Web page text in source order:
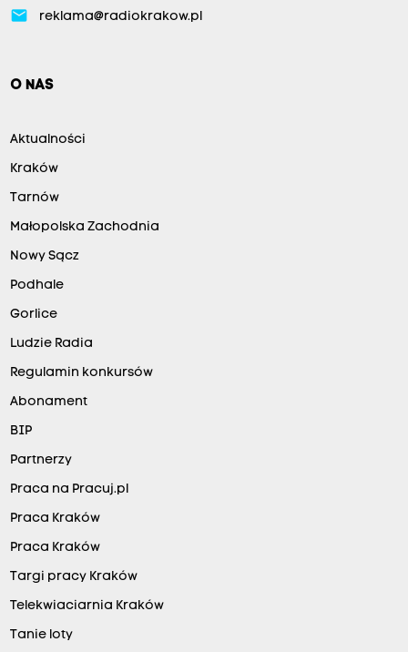
email reklama@radiokrakow.pl
O NAS
Aktualności
Kraków
Tarnów
Małopolska Zachodnia
Nowy Sącz
Podhale
Gorlice
Ludzie Radia
Regulamin konkursów
Abonament
BIP
Partnerzy
Praca na Pracuj.pl
Praca Kraków
Praca Kraków
Targi pracy Kraków
Telekwiaciarnia Kraków
Tanie loty